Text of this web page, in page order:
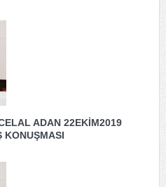
ADAN 22EKİM2019
KONUŞMASI